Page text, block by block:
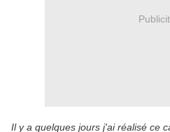
Il y a quelques jours j'ai réalisé ce